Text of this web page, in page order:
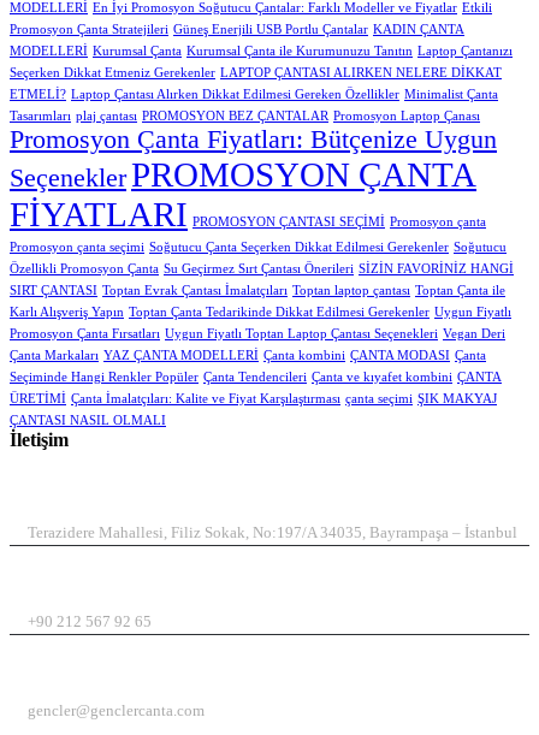
MODELLERİ En İyi Promosyon Soğutucu Çantalar: Farklı Modeller ve Fiyatlar Etkili
Promosyon Çanta Stratejileri Güneş Enerjili USB Portlu Çantalar KADIN ÇANTA
MODELLERİ Kurumsal Çanta Kurumsal Çanta ile Kurumunuzu Tanıtın Laptop Çantanızı
Seçerken Dikkat Etmeniz Gerekenler LAPTOP ÇANTASI ALIRKEN NELERE DİKKAT
ETMELİ? Laptop Çantası Alırken Dikkat Edilmesi Gereken Özellikler Minimalist Çanta
Tasarımları plaj çantası PROMOSYON BEZ ÇANTALAR Promosyon Laptop Çanası
Promosyon Çanta Fiyatları: Bütçenize Uygun
SeçeneklerPROMOSYON ÇANTA
FİYATLARI PROMOSYON ÇANTASI SEÇİMİ Promosyon çanta
Promosyon çanta seçimi Soğutucu Çanta Seçerken Dikkat Edilmesi Gerekenler Soğutucu
Özellikli Promosyon Çanta Su Geçirmez Sırt Çantası Önerileri SİZİN FAVORİNİZ HANGİ
SIRT ÇANTASI Toptan Evrak Çantası İmalatçıları Toptan laptop çantası Toptan Çanta ile
Karlı Alışveriş Yapın Toptan Çanta Tedarikinde Dikkat Edilmesi Gerekenler Uygun Fiyatlı
Promosyon Çanta Fırsatları Uygun Fiyatlı Toptan Laptop Çantası Seçenekleri Vegan Deri
Çanta Markaları YAZ ÇANTA MODELLERİ Çanta kombini ÇANTA MODASI Çanta
Seçiminde Hangi Renkler Popüler Çanta Tendencileri Çanta ve kıyafet kombini ÇANTA
ÜRETİMİ Çanta İmalatçıları: Kalite ve Fiyat Karşılaştırması çanta seçimi ŞIK MAKYAJ
ÇANTASI NASIL OLMALI
İletişim
Terazidere Mahallesi, Filiz Sokak, No:197/A 34035, Bayrampaşa – İstanbul
+90 212 567 92 65
gencler@genclercanta.com